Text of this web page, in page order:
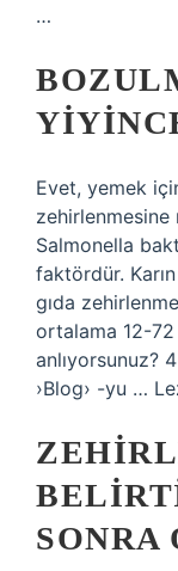
…
Evet, yemek
zehirlenmesine
Salmonella
faktördür.
gıda
ortalama 12-72
anlıyorsunuz?
›Blog› -yu …
SONRA